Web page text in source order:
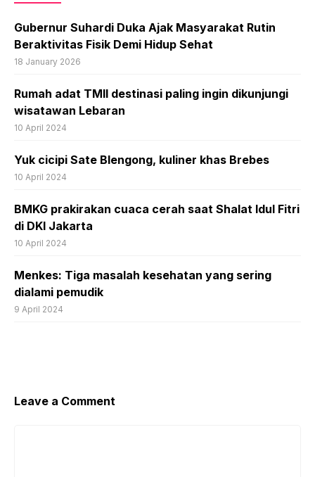
Gubernur Suhardi Duka Ajak Masyarakat Rutin
Beraktivitas Fisik Demi Hidup Sehat
18 January 2026
Rumah adat TMII destinasi paling ingin dikunjungi
wisatawan Lebaran
10 April 2024
Yuk cicipi Sate Blengong, kuliner khas Brebes
10 April 2024
BMKG prakirakan cuaca cerah saat Shalat Idul Fitri
di DKI Jakarta
10 April 2024
Menkes: Tiga masalah kesehatan yang sering
dialami pemudik
9 April 2024
Leave a Comment